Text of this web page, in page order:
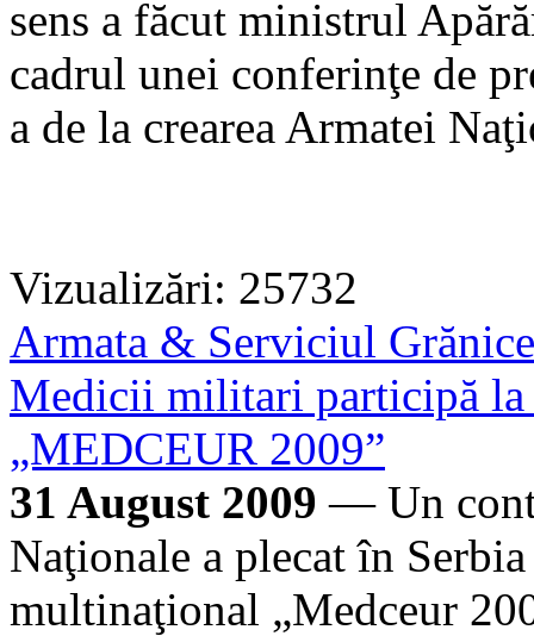
sens a făcut ministrul
cadrul unei conferinţe de
a de la crearea Armatei
Vizualizări: 25732
Armata & Serviciul
Medicii militari participă
„MEDCEUR 2009”
31 August 2009 — Un
Naţionale a plecat în
multinaţional „Medceur